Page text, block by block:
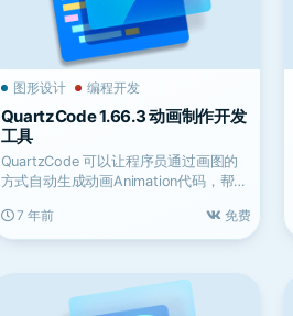
图形设计 编程开发
QuartzCode 1.66.3 动画制作开发
工具
QuartzCode 可以让程序员通过画图的
方式自动生成动画Animation代码，帮助
7 年前
免费